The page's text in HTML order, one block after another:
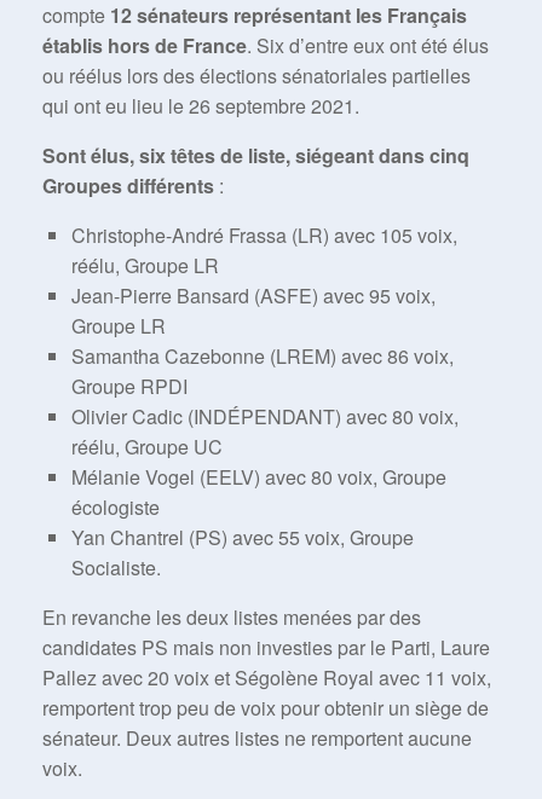
compte 12 sénateurs représentant les Français
établis hors de France. Six d’entre eux ont été élus
ou réélus lors des élections sénatoriales partielles
qui ont eu lieu le 26 septembre 2021.
Sont élus, six têtes de liste, siégeant dans cinq
Groupes différents :
Christophe-André Frassa (LR) avec 105 voix,
réélu, Groupe LR
Jean-Pierre Bansard (ASFE) avec 95 voix,
Groupe LR
Samantha Cazebonne (LREM) avec 86 voix,
Groupe RPDI
Olivier Cadic (INDÉPENDANT) avec 80 voix,
réélu, Groupe UC
Mélanie Vogel (EELV) avec 80 voix, Groupe
écologiste
Yan Chantrel (PS) avec 55 voix, Groupe
Socialiste.
En revanche les deux listes menées par des
candidates PS mais non investies par le Parti, Laure
Pallez avec 20 voix et Ségolène Royal avec 11 voix,
remportent trop peu de voix pour obtenir un siège de
sénateur. Deux autres listes ne remportent aucune
voix.